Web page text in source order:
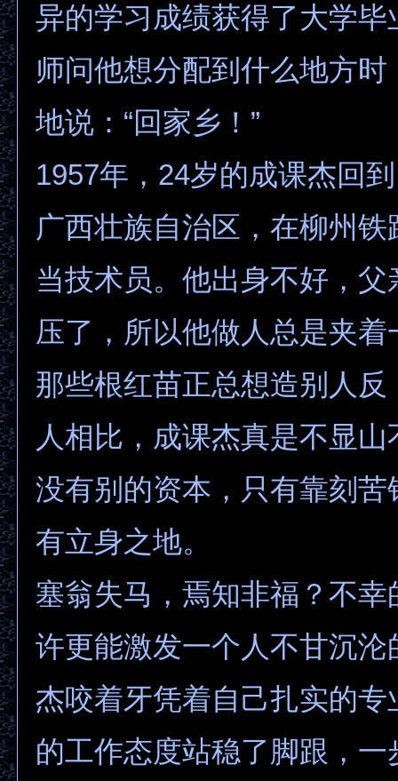
异的学习成绩获得了大学毕
师问他想分配到什么地方
地说：“回家乡！”
1957年，24岁的成课杰回
广西壮族自治区，在柳州
当技术员。他出身不好，
压了，所以他做人总是夹着
那些根红苗正总想造别人反
人相比，成课杰真是不显
没有别的资本，只有靠刻苦
有立身之地。
塞翁失马，焉知非福？不幸
许更能激发一个人不甘沉沦
杰咬着牙凭着自己扎实的专
的工作态度站稳了脚跟，一